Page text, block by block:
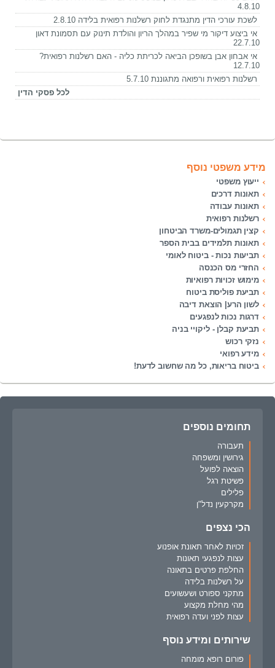
4.8.10
לשכת עורכי הדין מתנגדת לחוק רשלנות רפואית בלידה 2.8.10
אי ביצוע דיקור מי שפיר במהלך הריון והולדת תינוק עם תסמונת דאון
22.7.10
אי אבחון אבן בשופכן הביאה לכריתת כליה - האם רשלנות רפואית?
12.7.10
רשלנות רפואית ורפואה מתגוננת 5.7.10
לכל פסקי הדין
מידע משפטי נוסף
ייעוץ משפטי
תאונות דרכים
תאונות עבודה
רשלנות רפואית
קצין תגמולים-משרד הביטחון
תאונות תלמידים בבית הספר
תביעות נכות - ביטוח לאומי
החזרי מס הכנסה
מימוש זכויות רפואיות
תביעת פוליסת ביטוח
לשון הרע| הוצאת דיבה
דרגות נכות לנפגעים
תביעת קבלן - ליקויי בניה
נזקי רכוש
מידע רפואי
ביטוח בריאות, כל מה שחשוב לדעת!
תחומים נוספים
תעבורה
גירושין ומשפחה
הוצאה לפועל
פשיטת רגל
פלילים
מקרקעין נדל"ן
הכי נצפים
זכויות לאחר תאונת אופנוע
עצות לנפגעי תאונות
החלפת פרטים בתאונה
על רשלנות בלידה
מתקני ספורט ושעשועים
מהי מחלת מקצוע
עצות לפני ועדה רפואית
שירותים ומידע נוסף
פורום רופא מומחה